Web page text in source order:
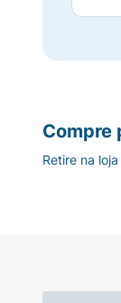
Compre
Retire na